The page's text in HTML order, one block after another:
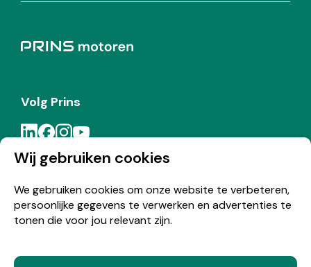
Wij gebruiken cookies
We gebruiken cookies om onze website te verbeteren,
persoonlijke gegevens te verwerken en advertenties te
tonen die voor jou relevant zijn.
Volg Prins
Meld je aan voor de Prins nieuwsbrief